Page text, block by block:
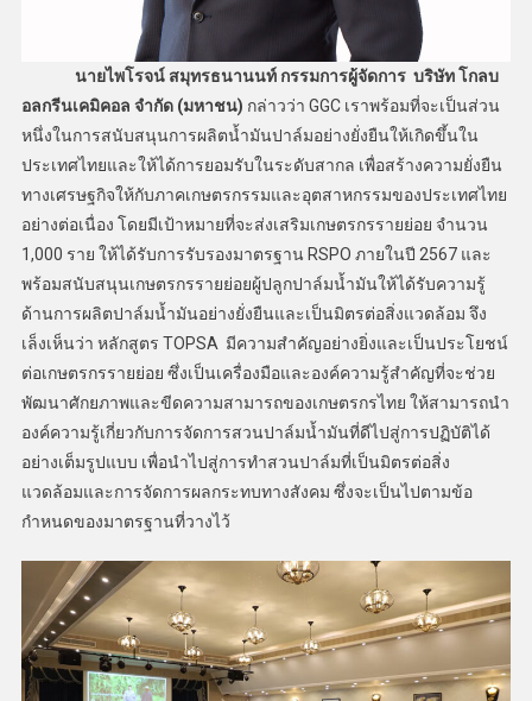
นายไพโรจน์ สมุทรธนานนท์ กรรมการผู้จัดการ บริษัท โกลบ
อลกรีนเคมิคอล จำกัด (มหาชน) กล่าวว่า GGC เราพร้อมที่จะเป็นส่วน
หนึ่งในการสนับสนุนการผลิตน้ำมันปาล์มอย่างยั่งยืนให้เกิดขึ้นใน
ประเทศไทยและให้ได้การยอมรับในระดับสากล เพื่อสร้างความยั่งยืน
ทางเศรษฐกิจให้กับภาคเกษตรกรรมและอุตสาหกรรมของประเทศไทย
อย่างต่อเนื่อง โดยมีเป้าหมายที่จะส่งเสริมเกษตรกรรายย่อย จำนวน
1,000 ราย ให้ได้รับการรับรองมาตรฐาน RSPO ภายในปี 2567 และ
พร้อมสนับสนุนเกษตรกรรายย่อยผู้ปลูกปาล์มน้ำมันให้ได้รับความรู้
ด้านการผลิตปาล์มน้ำมันอย่างยั่งยืนและเป็นมิตรต่อสิ่งแวดล้อม จึง
เล็งเห็นว่า หลักสูตร TOPSA มีความสำคัญอย่างยิ่งและเป็นประโยชน์
ต่อเกษตรกรรายย่อย ซึ่งเป็นเครื่องมือและองค์ความรู้สำคัญที่จะช่วย
พัฒนาศักยภาพและขีดความสามารถของเกษตรกรไทย ให้สามารถนำ
องค์ความรู้เกี่ยวกับการจัดการสวนปาล์มน้ำมันที่ดีไปสู่การปฏิบัติได้
อย่างเต็มรูปแบบ เพื่อนำไปสู่การทำสวนปาล์มที่เป็นมิตรต่อสิ่ง
แวดล้อมและการจัดการผลกระทบทางสังคม ซึ่งจะเป็นไปตามข้อ
กำหนดของมาตรฐานที่วางไว้